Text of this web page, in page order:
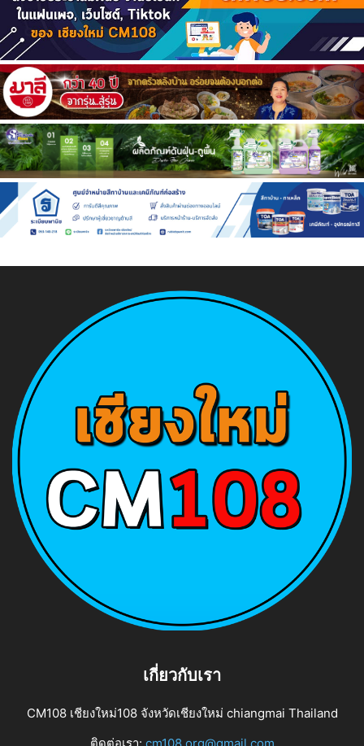
เกี่ยวกับเรา
CM108 เชียงใหม่108 จังหวัดเชียงใหม่ chiangmai Thailand
ติดต่อเรา: cm108.org@gmail.com